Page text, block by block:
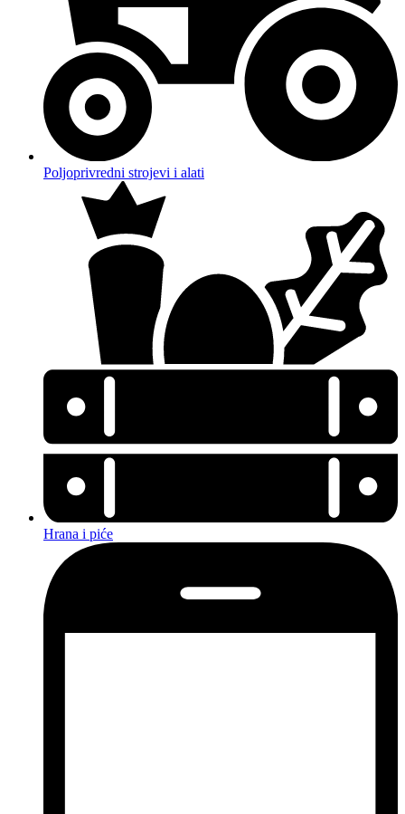
Poljoprivredni strojevi i alati
Hrana i piće